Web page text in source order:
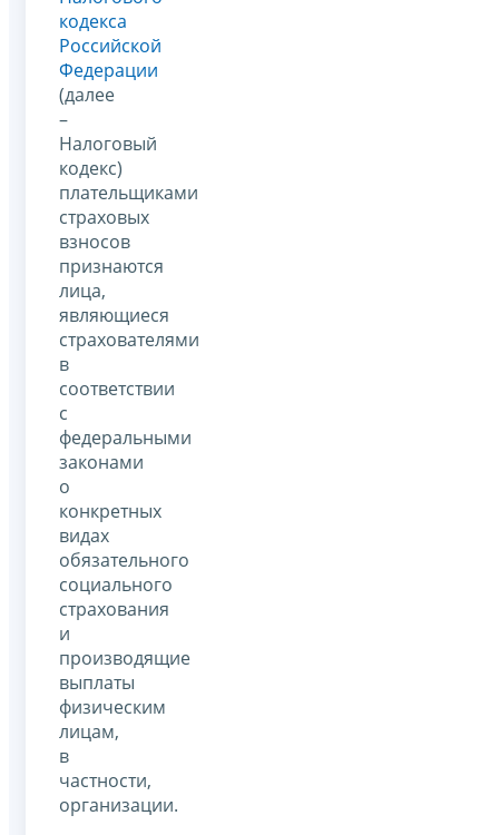
кодекса
Российской
Федерации
(далее
–
Налоговый
кодекс)
плательщиками
страховых
взносов
признаются
лица,
являющиеся
страхователями
в
соответствии
с
федеральными
законами
о
конкретных
видах
обязательного
социального
страхования
и
производящие
выплаты
физическим
лицам,
в
частности,
организации.